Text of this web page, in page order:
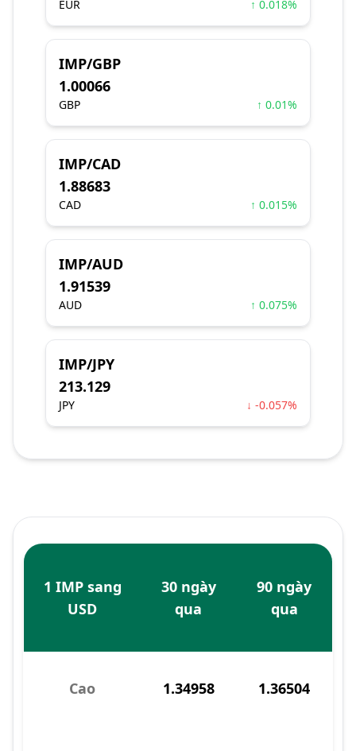
EUR ↑ 0.018%
IMP/GBP
1.00066
GBP ↑ 0.01%
IMP/CAD
1.88683
CAD ↑ 0.015%
IMP/AUD
1.91539
AUD ↑ 0.075%
IMP/JPY
213.129
JPY ↓ -0.057%
1 IMP sang
USD
30 ngày
qua
90 ngày
qua
Cao 1.34958 1.36504